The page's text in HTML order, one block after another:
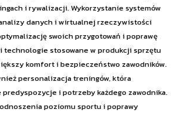
i rywalizacji. Wykorzystanie systemów
danych i wirtualnej rzeczywistości
swoich przygotowań i poprawę
technologie stosowane w produkcji sprzętu
komfort i bezpieczeństwo zawodników.
personalizacja treningów, która
i potrzeby każdego zawodnika.
poziomu sportu i poprawy